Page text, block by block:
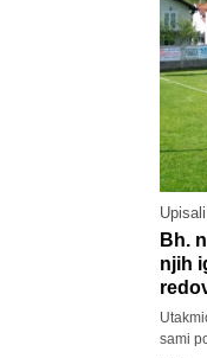
Bh.
njih
sami